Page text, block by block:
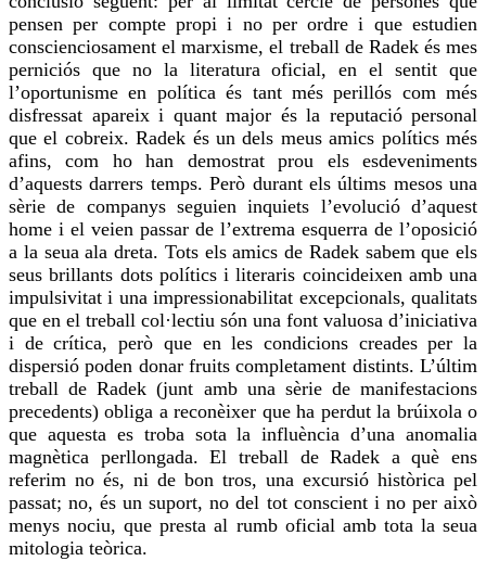
pensen per compte propi i no per ordre i que estudien
conscienciosament el marxisme, el treball de Radek és mes
perniciós que no la literatura oficial, en el sentit que
l’oportunisme en política és tant més perillós com més
disfressat apareix i quant major és la reputació personal
queel cobreix. Radek és un dels meus amics polítics més
afins, com ho han demostrat prou els esdeveniments
d’aquests darrers temps. Però durant els últims mesos una
sèrie de companys seguien inquiets l’evolució d’aquest
home i el veien passar de l’extrema esquerra de l’oposició
a la seua ala dreta. Tots els amics de Radek sabem que els
seus brillants dots polítics i literaris coincideixen amb una
impulsivitat i una impressionabilitat excepcionals, qualitats
que en el treball col·lectiu són una font valuosa d’iniciativa
i de crítica, però que en les condicions creades per la
dispersió poden donar fruits completament distints. L’últim
treball de Radek (junt amb una sèrie de manifestacions
precedents) obliga a reconèixer que ha perdut la brúixola o
que aquesta es troba sota la influència d’una anomalia
magnètica perllongada. El treball de Radek a què ens
referim no és, ni de bon tros, una excursió històrica pel
passat; no, és un suport, no del tot conscient i no per això
menys nociu, que presta al rumb oficial amb tota la seua
mitologia teòrica.